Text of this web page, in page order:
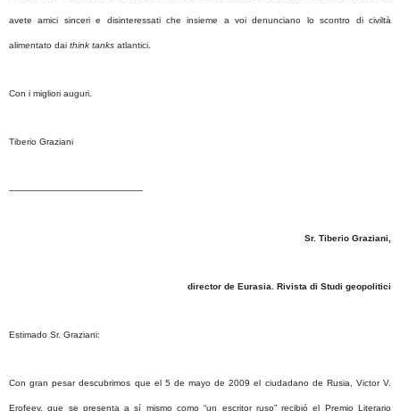
avete amici sinceri e disinteressati che insieme a voi denunciano lo scontro di civiltà
alimentato dai think tanks atlantici.
Con i migliori auguri.
Tiberio Graziani
———————————————
Sr. Tiberio Graziani,
director de Eurasia. Rivista di Studi geopolitici
Estimado Sr. Graziani:
Con gran pesar descubrimos que el 5 de mayo de 2009 el ciudadano de Rusia, Victor V.
Erofeev, que se presenta a sí mismo como “un escritor ruso” recibió el Premio Literario